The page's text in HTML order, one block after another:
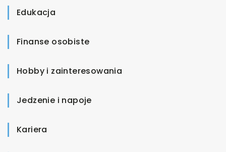
Edukacja
Finanse osobiste
Hobby i zainteresowania
Jedzenie i napoje
Kariera